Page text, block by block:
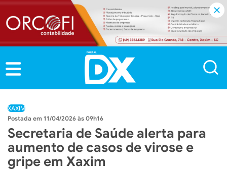
XAXIM
11/04/2026 às 09h16
Secretaria de Saúde alerta para
aumento de casos de virose e
gripe em Xaxim